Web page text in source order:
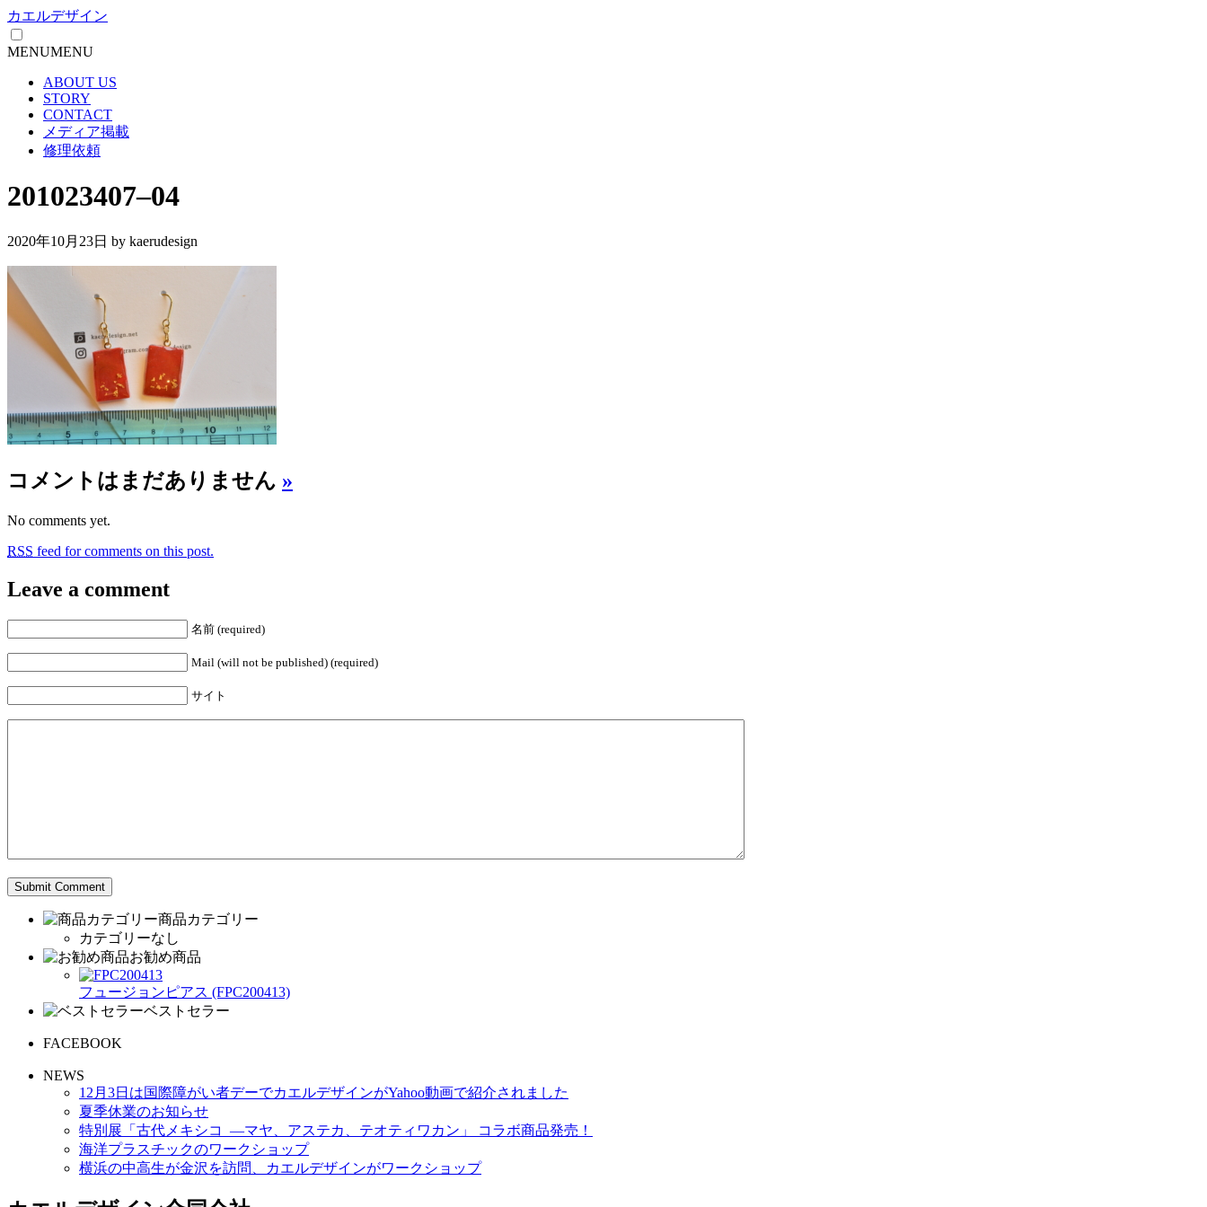
カエルデザイン
MENUMENU
ABOUT US
STORY
CONTACT
メディア掲載
修理依頼
201023407–04
2020年10月23日 by kaerudesign
コメントはまだありません »
No comments yet.
RSS feed for comments on this post.
Leave a comment
名前 (required)
Mail (will not be published) (required)
サイト
商品カテゴリー
カテゴリーなし
お勧め商品
フュージョンピアス (FPC200413)
ベストセラー
FACEBOOK
NEWS
12月3日は国際障がい者デーでカエルデザインがYahoo動画で紹介されました
夏季休業のお知らせ
特別展「古代メキシコ ―マヤ、アステカ、テオティワカン」 コラボ商品発売！
海洋プラスチックのワークショップ
横浜の中高生が金沢を訪問、カエルデザインがワークショップ